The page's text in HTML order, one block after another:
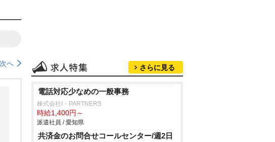
次へ さらに見る
電話対応少なめの一般事務
株式会社I・PARTNERS
時給1,400円～
派遣社員 / 愛知県
共済金のお問合せコールセンター/週2日